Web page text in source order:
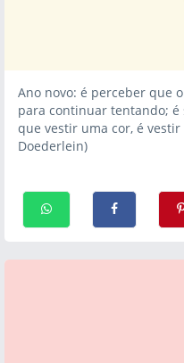
Ano novo: é perceber que
para continuar tentando;
que vestir uma cor, é
Doederlein)